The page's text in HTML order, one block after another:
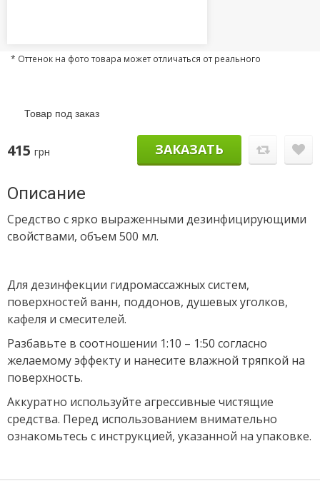
* Оттенок на фото товара может отличаться от реального
Товар под заказ
415 грн ЗАКАЗАТЬ
Описание
Средство с ярко выраженными дезинфицирующими
свойствами, объем 500 мл.
Для дезинфекции гидромассажных систем,
поверхностей ванн, поддонов, душевых уголков,
кафеля и смесителей.
Разбавьте в соотношении 1:10 – 1:50 согласно
желаемому эффекту и нанесите влажной тряпкой на
поверхность.
Аккуратно используйте агрессивные чистящие
средства. Перед использованием внимательно
ознакомьтесь с инструкцией, указанной на упаковке.